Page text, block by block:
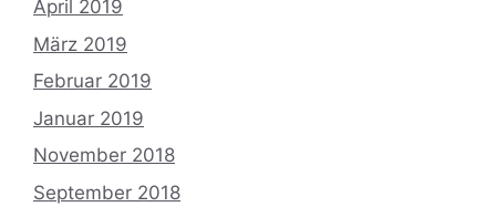
April 2019
März 2019
Februar 2019
Januar 2019
November 2018
September 2018